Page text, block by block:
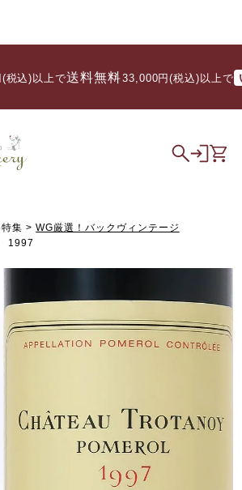
)以上で 送料無料/ 33,000円(税込)以上で い
集
WG厳選！バックヴィンテージ
1997